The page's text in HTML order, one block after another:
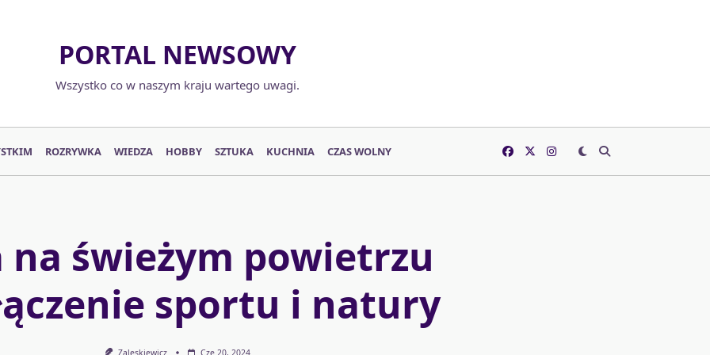
PORTAL NEWSOWY
Wszystko co w naszym kraju wartego uwagi.
ROZRYWKA WIEDZA HOBBY SZTUKA KUCHNIA CZAS WOLNY
na świeżym powietrzu
sportu i natury
Zaleskiewicz Cze 20, 2024